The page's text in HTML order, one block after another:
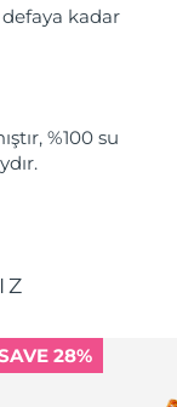
kadar
%100 su
28%